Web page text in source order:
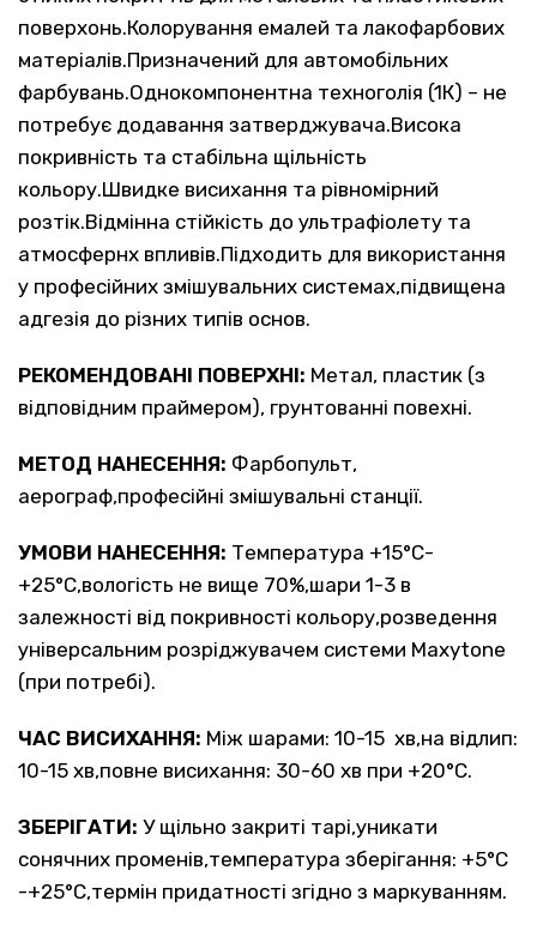
поверхонь.Колорування емалей та лакофарбових
матеріалів.Призначений для автомобільних
фарбувань.Однокомпонентна техноголія (1К) – не
потребує додавання затверджувача.Висока
покривність та стабільна щільність
кольору.Швидке висихання та рівномірний
розтік.Відмінна стійкість до ультрафіолету та
атмосфернх впливів.Підходить для використання
у професійних змішувальних системах,підвищена
адгезія до різних типів основ.
РЕКОМЕНДОВАНІ ПОВЕРХНІ: Метал, пластик (з
відповідним праймером), грунтованні повехні.
МЕТОД НАНЕСЕННЯ: Фарбопульт,
аерограф,професійні змішувальні станції.
УМОВИ НАНЕСЕННЯ: Температура +15°C-
+25°C,вологість не вище 70%,шари 1-3 в
залежності від покривності кольору,розведення
універсальним розріджувачем системи Maxytone
(при потребі).
ЧАС ВИСИХАННЯ: Між шарами: 10-15 хв,на відлип:
10-15 хв,повне висихання: 30-60 хв при +20°C.
ЗБЕРІГАТИ: У щільно закриті тарі,уникати
сонячних променів,температура зберігання: +5°C
-+25°C,термін придатності згідно з маркуванням.